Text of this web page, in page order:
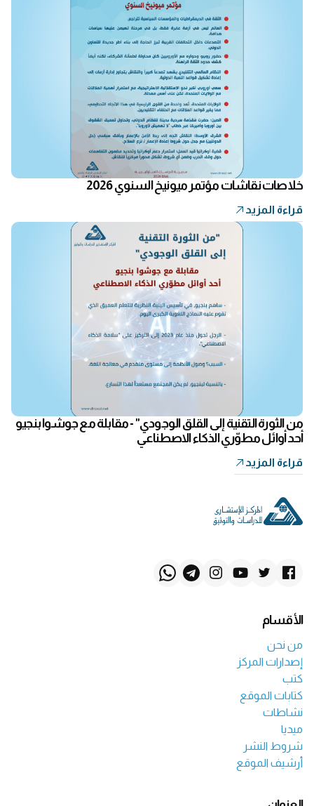
خلاصات نقاشات مؤتمر ميونيخ السنوي 2026
قراءة المزيد
من الثورة التقنية إلى القلق الوجودي" - مقابلة مع جوشوا بنجيو
أحد أوائل مطوّري الذكاء الاصطناعي
قراءة المزيد
الأقسام
من نحن
إصدارات المركز
كتب
كتابات الموقع
نشاطات
ميديا
شروط النشر
أرشيف الموقع